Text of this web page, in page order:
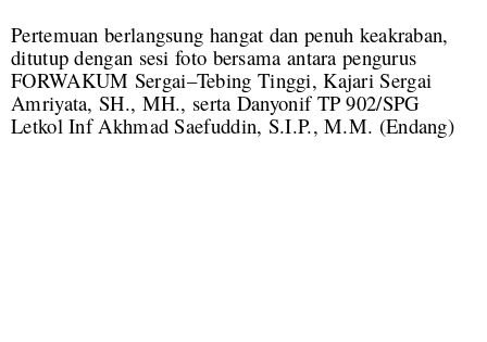
Pertemuan berlangsung hangat dan penuh keakraban,
ditutup dengan sesi foto bersama antara pengurus
FORWAKUM Sergai–Tebing Tinggi, Kajari Sergai
Amriyata, SH., MH., serta Danyonif TP 902/SPG
Letkol Inf Akhmad Saefuddin, S.I.P., M.M. (Endang)